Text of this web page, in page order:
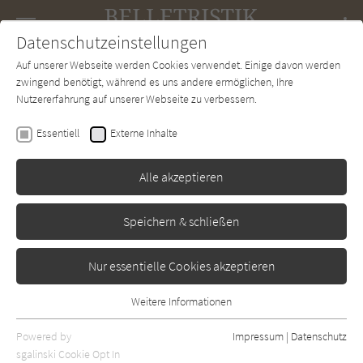
SUCHE Forum Charts Newsletter
Anstey, Harris
Ein Blick zurück zu dir
Erschienen: März 2024 0
Datenschutzeinstellungen
Auf unserer Webseite werden Cookies verwendet. Einige davon werden
zwingend benötigt, während es uns andere ermöglichen, Ihre
Nutzererfahrung auf unserer Webseite zu verbessern.
Essentiell Externe Inhalte
Alle akzeptieren
Speichern & schließen
Nur essentielle Cookies akzeptieren
Essentielle Cookies werden für grundlegende Funktionen der
Webseite benötigt. Dadurch ist gewährleistet, dass die Webseite
Weitere Informationen
Powered by
sgalinski Cookie Opt In
Impressum | Datenschutz